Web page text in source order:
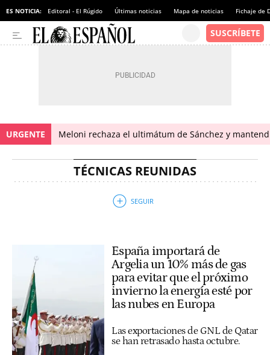
ES NOTICIA: Editoral - El Rúgido Últimas noticias Mapa de noticias Fichaje de
URGENTE Meloni rechaza el ultimátum de Sánchez y
TÉCNICAS REUNIDAS
España importará de
Argelia un 10% más de gas
para evitar que el próximo
invierno la energía esté por
las nubes en Europa
Las exportaciones de GNL de Qatar
se han retrasado hasta octubre.